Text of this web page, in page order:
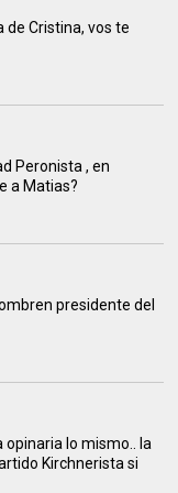
de Cristina, vos te
Peronista , en
a Matias?
presidente del
lo mismo.. la
Kirchnerista si